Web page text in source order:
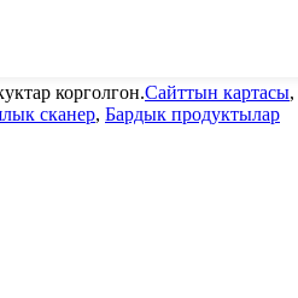
корголгон.Сайттын картасы,
сканер, Бардык продуктылар